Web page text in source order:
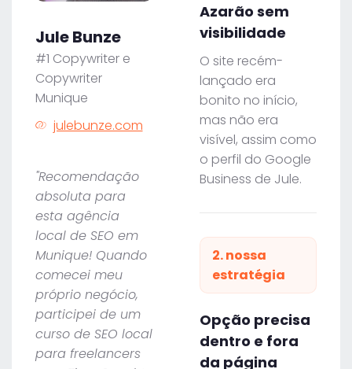
Jule Bunze
#1 Copywriter e
Copywriter
Munique
julebunze.com
"Recomendação
absoluta para
esta agência
local de SEO em
Munique! Quando
comecei meu
próprio negócio,
participei de um
curso de SEO local
para freelancers
Azarão sem
visibilidade
O site recém-
lançado era
bonito no início,
mas não era
visível, assim como
o perfil do Google
Business de Jule.
2. nossa
estratégia
Opção precisa
dentro e fora
da página